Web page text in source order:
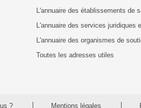
L'annuaire des établissements de
L'annuaire des services juridiques
L'annuaire des organismes de
Toutes les adresses utiles
? Mentions légales